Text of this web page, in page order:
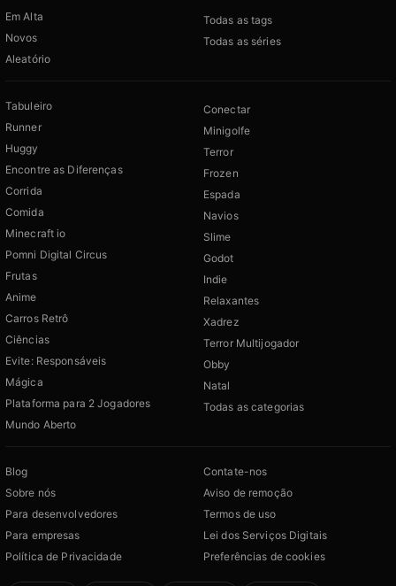
Em Alta
Novos
Aleatório
Todas as tags
Todas as séries
Tabuleiro
Runner
Huggy
Encontre as Diferenças
Corrida
Comida
Minecraft io
Pomni Digital Circus
Frutas
Anime
Carros Retrô
Ciências
Evite: Responsáveis
Mágica
Plataforma para 2 Jogadores
Mundo Aberto
Conectar
Minigolfe
Terror
Frozen
Espada
Navios
Slime
Godot
Indie
Relaxantes
Xadrez
Terror Multijogador
Obby
Natal
Todas as categorias
Blog
Sobre nós
Para desenvolvedores
Para empresas
Política de Privacidade
Contate-nos
Aviso de remoção
Termos de uso
Lei dos Serviços Digitais
Preferências de cookies